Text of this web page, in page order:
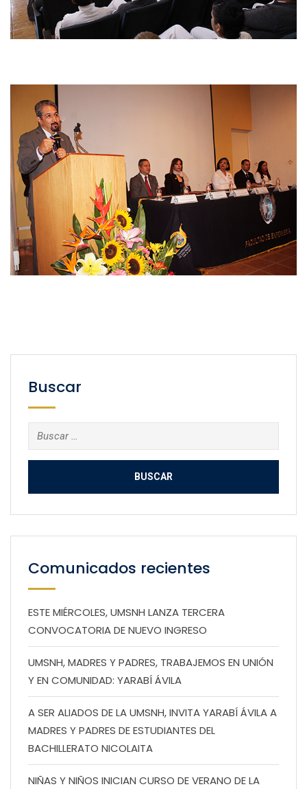
Buscar
Buscar:
Comunicados recientes
ESTE MIÉRCOLES, UMSNH LANZA TERCERA
CONVOCATORIA DE NUEVO INGRESO
UMSNH, MADRES Y PADRES, TRABAJEMOS EN UNIÓN
Y EN COMUNIDAD: YARABÍ ÁVILA
A SER ALIADOS DE LA UMSNH, INVITA YARABÍ ÁVILA A
MADRES Y PADRES DE ESTUDIANTES DEL
BACHILLERATO NICOLAITA
NIÑAS Y NIÑOS INICIAN CURSO DE VERANO DE LA